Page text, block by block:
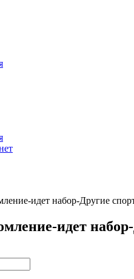
идет набор-Другие
идет